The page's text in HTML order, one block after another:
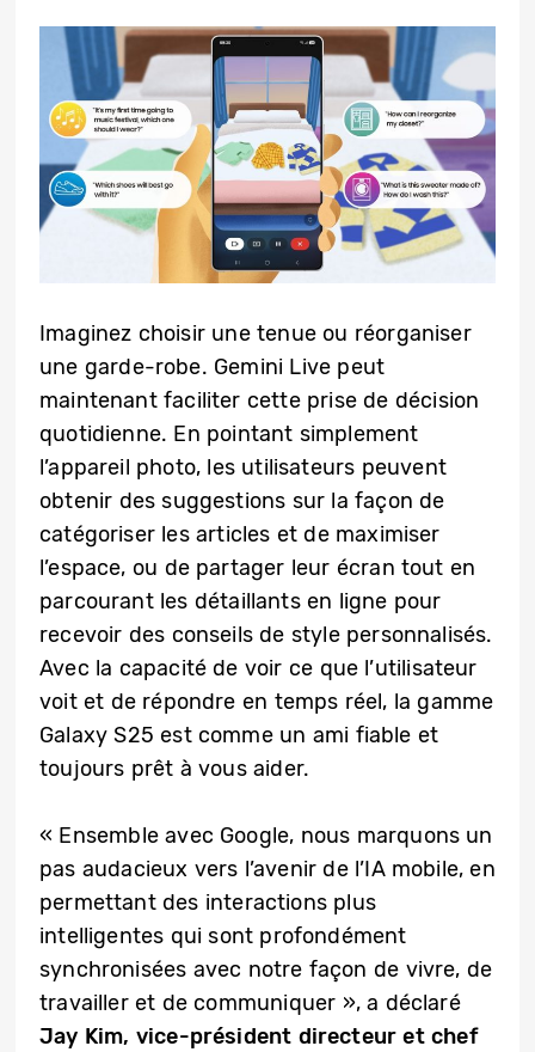
Imaginez choisir une tenue ou réorganiser
une garde-robe. Gemini Live peut
maintenant faciliter cette prise de décision
quotidienne. En pointant simplement
l’appareil photo, les utilisateurs peuvent
obtenir des suggestions sur la façon de
catégoriser les articles et de maximiser
l’espace, ou de partager leur écran tout en
parcourant les détaillants en ligne pour
recevoir des conseils de style personnalisés.
Avec la capacité de voir ce que l’utilisateur
voit et de répondre en temps réel, la gamme
Galaxy S25 est comme un ami fiable et
toujours prêt à vous aider.
« Ensemble avec Google, nous marquons un
pas audacieux vers l’avenir de l’IA mobile, en
permettant des interactions plus
intelligentes qui sont profondément
synchronisées avec notre façon de vivre, de
travailler et de communiquer », a déclaré
Jay Kim, vice-président directeur et chef